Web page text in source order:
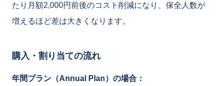
たり月額2,000円前後のコスト削減になり、保全人数が
増えるほど差は大きくなります。
購入・割り当ての流れ
年間プラン（Annual Plan）の場合：